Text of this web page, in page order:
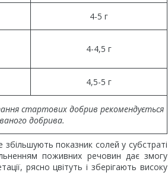
4-5 г
4-4,5 г
4,5-5 г
стартових добрив рекомендується
добрива.
показник солей у субстраті
поживних речовин дає змогу
рясно цвітуть і зберігають високу